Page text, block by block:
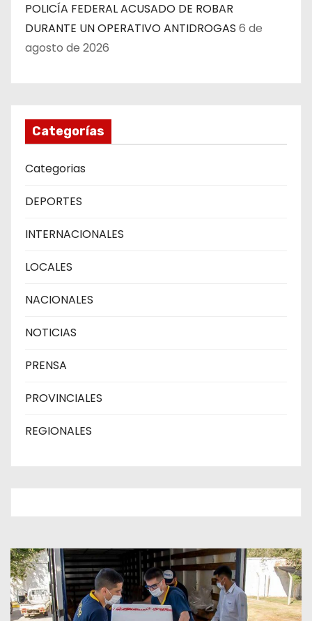
POLICÍA FEDERAL ACUSADO DE ROBAR
DURANTE UN OPERATIVO ANTIDROGAS 6 de
agosto de 2026
Categorías
Categorias
DEPORTES
INTERNACIONALES
LOCALES
NACIONALES
NOTICIAS
PRENSA
PROVINCIALES
REGIONALES